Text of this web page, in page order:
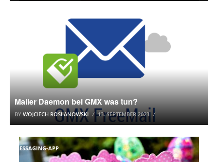
Mailer Daemon bei GMX was tun?
BY WOJCIECH ROSLANOWSKI 13. SEPTEMBER 2023
MESSAGING-APP